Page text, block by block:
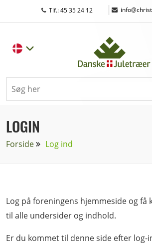
Tlf.: 45 35 24 12 |
LOGIN
Forside Log ind
Log på foreningens hjemmeside og få
til alle undersider og indhold.
Er du kommet til denne side efter log-